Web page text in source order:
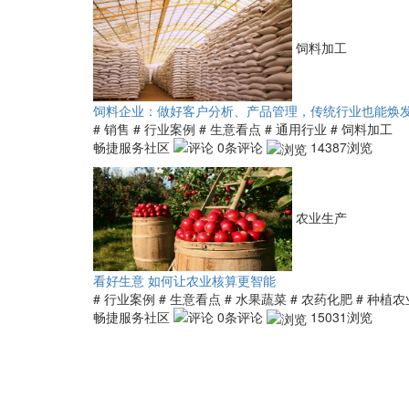
饲料加工
饲料企业：做好客户分析、产品管理，传统行业也能焕
# 销售 # 行业案例 # 生意看点 # 通用行业 # 饲料加工
畅捷服务社区
0条评论 14387浏览
农业生产
看好生意 如何让农业核算更智能
# 行业案例 # 生意看点 # 水果蔬菜 # 农药化肥 # 种植农
畅捷服务社区
0条评论 15031浏览